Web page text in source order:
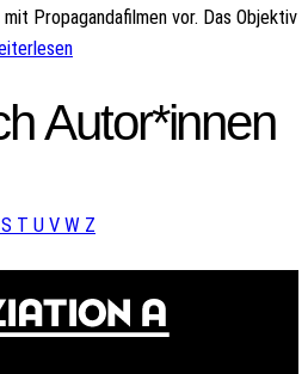
Propagandafilmen vor. Das Objektiv
Autor*innen
S T U V W Z